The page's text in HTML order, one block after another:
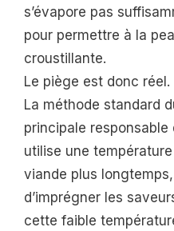
s’évapore pas
pour permettre à la
croustillante.
Le piège est donc réel.
La méthode standard
principale responsable
utilise une
viande plus
d’imprégner les
cette faible